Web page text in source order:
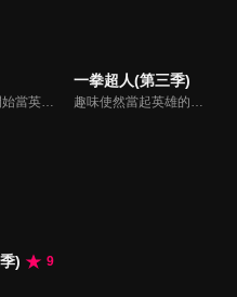
因為興趣而開始當英雄的男人——埼玉。在經過三年特訓之後，他得到了無敵的力量。然而，他實在是強過了頭，所以無論多厲害的對手，都被他一拳解決。「絕對強勢的力量，實在是很無聊。」在這種普通熱血的最強英雄面前，今天也出現新的敵蹤。今天可以讓他拿出認真的態度嗎！？
一拳超人(第三季)
趣味使然當起英雄的男人埼玉，與弟子的傑諾斯一起，加入職業英雄所屬的組織‧英雄協會。某天，英雄協會被自稱怪人協會的怪人們挾持了幹部的孩子做人質。S級英雄們集結，為奪回人質，對怪人協會據點的突入作戰策畫。另一方面，在與英雄們的戰鬥途中被怪人協會帶走的「人類怪人」餓狼，在那據點中醒來。
)
9